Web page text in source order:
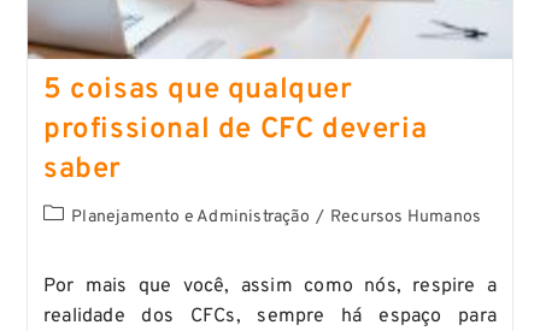
5 coisas que qualquer
profissional de CFC deveria
saber
Planejamento e Administração / Recursos Humanos
Por mais que você, assim como nós, respire a
realidade dos CFCs, sempre há espaço para